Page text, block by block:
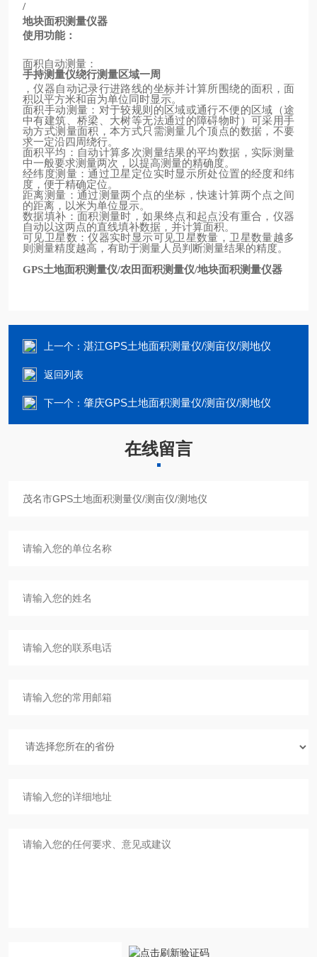
/
地块面积测量仪器
使用功能：
面积自动测量：
手持测量仪绕行测量区域一周
，仪器自动记录行进路线的坐标并计算所围绕的面积，面
积以平方米和亩为单位同时显示。
面积手动测量：对于较规则的区域或通行不便的区域（途
中有建筑、桥梁、大树等无法通过的障碍物时）可采用手
动方式测量面积，本方式只需测量几个顶点的数据，不要
求一定沿四周绕行。
面积平均：自动计算多次测量结果的平均数据，实际测量
中一般要求测量两次，以提高测量的精确度。
经纬度测量：通过卫星定位实时显示所处位置的经度和纬
度，便于精确定位。
距离测量：通过测量两个点的坐标，快速计算两个点之间
的距离，以米为单位显示。
数据填补：面积测量时，如果终点和起点没有重合，仪器
自动以这两点的直线填补数据，并计算面积。
可见卫星数：仪器实时显示可见卫星数量，卫星数量越多
则测量精度越高，有助于测量人员判断测量结果的精度。
GPS土地面积测量仪/农田面积测量仪/地块面积测量仪器
上一个： 湛江GPS土地面积测量仪/测亩仪/测地仪
返回列表
下一个： 肇庆GPS土地面积测量仪/测亩仪/测地仪
在线留言